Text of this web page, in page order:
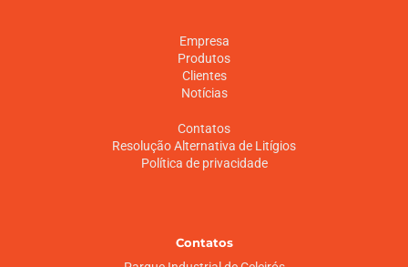
Empresa
Produtos
Clientes
Notícias
Contatos
Resolução Alternativa de Litígios
Política de privacidade
Contatos